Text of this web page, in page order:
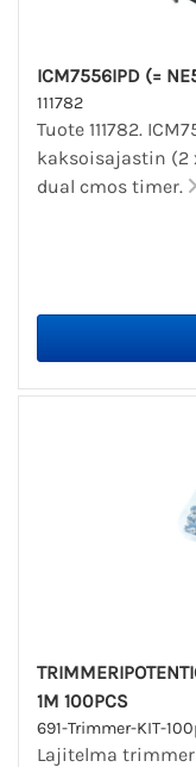
ICM7556IPD (=
111782
Tuote 111782.
kaksoisajastin (2
dual cmos timer.
1M 100PCS
691-Trimmer-KIT-
Lajitelma